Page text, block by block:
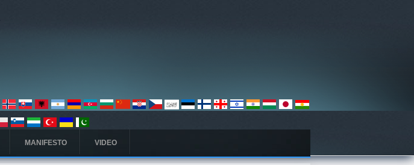
MANIFESTO VIDEO